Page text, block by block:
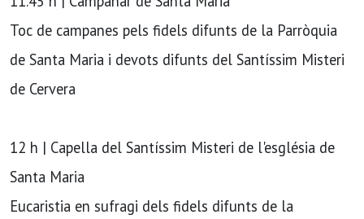
Toc de campanes pels fidels difunts de la Parròquia
de Santa Maria i devots difunts del Santíssim Misteri
de Cervera
12 h | Capella del Santíssim Misteri de l'església de
Santa Maria
Eucaristia en sufragi dels fidels difunts de la